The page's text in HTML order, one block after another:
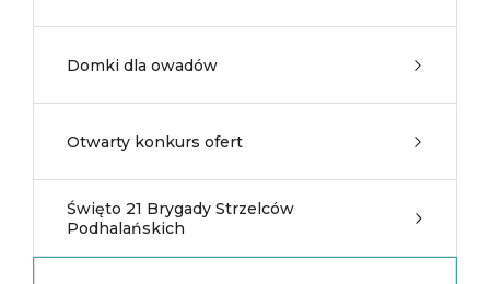
Domki dla owadów
Otwarty konkurs ofert
Święto 21 Brygady Strzelców
Podhalańskich